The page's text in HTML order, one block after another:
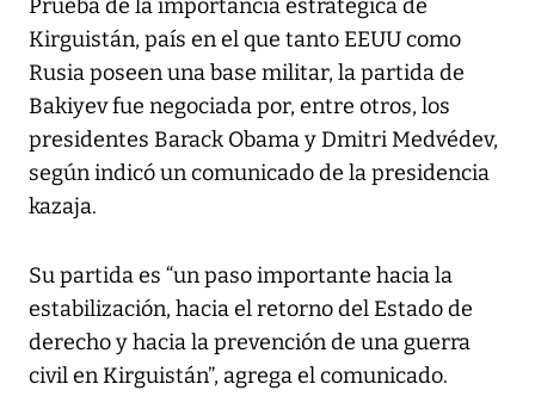
Prueba de la importancia estratégica de
Kirguistán, país en el que tanto EEUU como
Rusia poseen una base militar, la partida de
Bakiyev fue negociada por, entre otros, los
presidentes Barack Obama y Dmitri Medvédev,
según indicó un comunicado de la presidencia
kazaja.
Su partida es “un paso importante hacia la
estabilización, hacia el retorno del Estado de
derecho y hacia la prevención de una guerra
civil en Kirguistán”, agrega el comunicado.